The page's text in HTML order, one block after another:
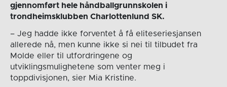
gjennomført hele håndballgrunnskolen i
trondheimsklubben Charlottenlund SK.
– Jeg hadde ikke forventet å få eliteseriesjansen
allerede nå, men kunne ikke si nei til tilbudet fra
Molde eller til utfordringene og
utviklingsmulighetene som venter meg i
toppdivisjonen, sier Mia Kristine.